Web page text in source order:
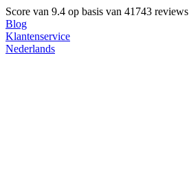
Score van 9.4 op basis van 41743 reviews
Blog
Klantenservice
Nederlands